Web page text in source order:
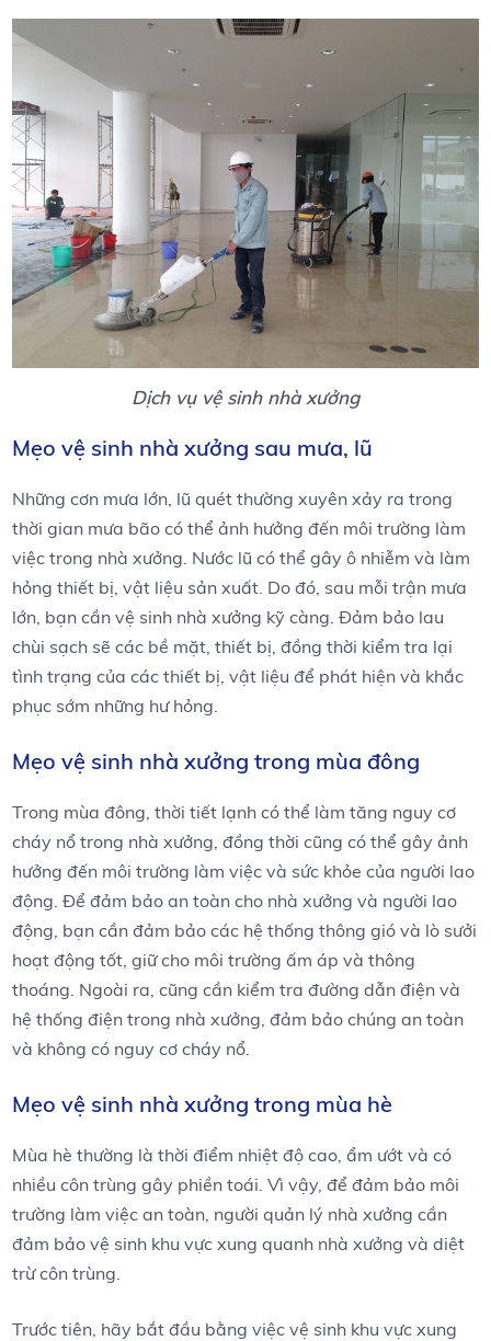
Dịch vụ vệ sinh nhà xưởng
Mẹo vệ sinh nhà xưởng sau mưa, lũ
Những cơn mưa lớn, lũ quét thường xuyên xảy ra trong
thời gian mưa bão có thể ảnh hưởng đến môi trường làm
việc trong nhà xưởng. Nước lũ có thể gây ô nhiễm và làm
hỏng thiết bị, vật liệu sản xuất. Do đó, sau mỗi trận mưa
lớn, bạn cần vệ sinh nhà xưởng kỹ càng. Đảm bảo lau
chùi sạch sẽ các bề mặt, thiết bị, đồng thời kiểm tra lại
tình trạng của các thiết bị, vật liệu để phát hiện và khắc
phục sớm những hư hỏng.
Mẹo vệ sinh nhà xưởng trong mùa đông
Trong mùa đông, thời tiết lạnh có thể làm tăng nguy cơ
cháy nổ trong nhà xưởng, đồng thời cũng có thể gây ảnh
hưởng đến môi trường làm việc và sức khỏe của người lao
động. Để đảm bảo an toàn cho nhà xưởng và người lao
động, bạn cần đảm bảo các hệ thống thông gió và lò sưởi
hoạt động tốt, giữ cho môi trường ấm áp và thông
thoáng. Ngoài ra, cũng cần kiểm tra đường dẫn điện và
hệ thống điện trong nhà xưởng, đảm bảo chúng an toàn
và không có nguy cơ cháy nổ.
Mẹo vệ sinh nhà xưởng trong mùa hè
Mùa hè thường là thời điểm nhiệt độ cao, ẩm ướt và có
nhiều côn trùng gây phiền toái. Vì vậy, để đảm bảo môi
trường làm việc an toàn, người quản lý nhà xưởng cần
đảm bảo vệ sinh khu vực xung quanh nhà xưởng và diệt
trừ côn trùng.
Trước tiên, hãy bắt đầu bằng việc vệ sinh khu vực xung